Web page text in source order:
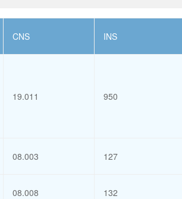
CNS INS
19.011 950
08.003 127
08.008 132